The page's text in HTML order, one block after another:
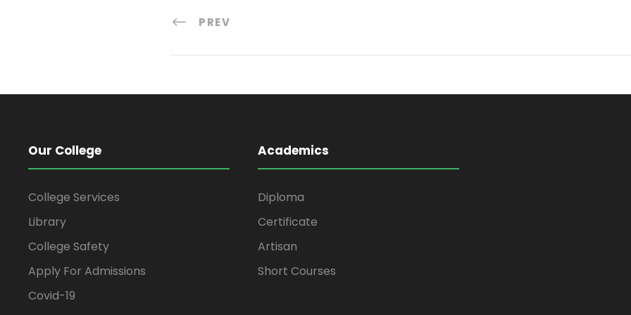
PREV
Our College
College Services
Library
College Safety
Apply For Admissions
Covid-19
Academics
Diploma
Certificate
Artisan
Short Courses